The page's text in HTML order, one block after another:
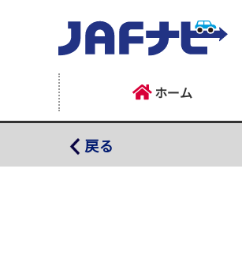
ホーム
戻る
富士山清水みなとクルーズ